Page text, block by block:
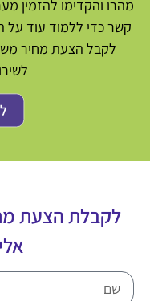
מהרו והקדימו להזמין
קשר כדי ללמוד עוד על
לקבל הצעת מחיר
לקבלת הצעת